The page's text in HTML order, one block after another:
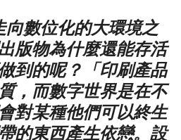
向數位化的大環境之
版物為什麼還能存活
到的呢？「印刷產品
，而數字世界是在不
對某種他們可以終生
的東西產生依戀。設